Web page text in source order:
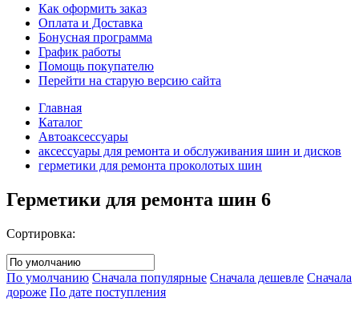
Как оформить заказ
Оплата и Доставка
Бонусная программа
График работы
Помощь покупателю
Перейти на старую версию сайта
Главная
Каталог
Автоаксессуары
аксессуары для ремонта и обслуживания ‎шин и дисков
герметики для ремонта проколотых шин
Герметики для ремонта шин 6
Сортировка:
По умолчанию Сначала популярные Сначала дешевле Сначала
дороже По дате поступления